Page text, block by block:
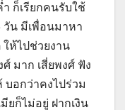
ก็เรียกคนรับใช้
วัน มีเพื่อนมาหา
ให้ไปช่วยงาน
มาก เสี่ยพงศ์ ฟัง
บอกว่าคงไปร่วม
ยก็ไม่อยู่ ฝากเงิน